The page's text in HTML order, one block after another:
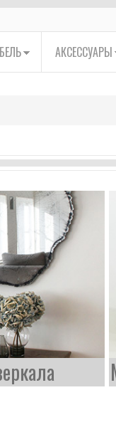
АКСЕССУАРЫ